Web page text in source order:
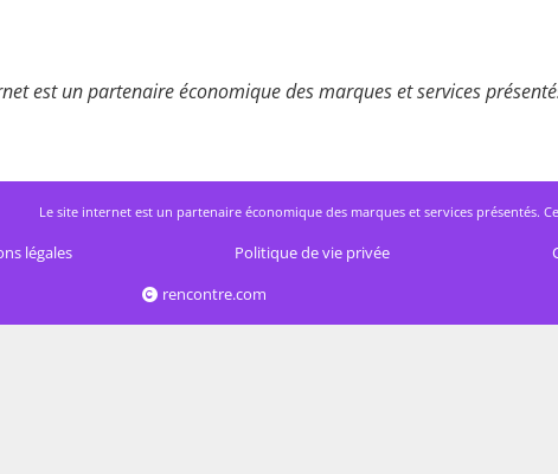
est un partenaire économique des marques et services
Le site internet est un partenaire économique des marques et services présentés.
légales Politique de vie privée
rencontre.com